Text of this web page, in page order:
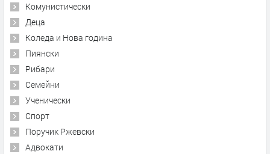
Комунистически
Деца
Коледа и Нова година
Пиянски
Рибари
Семейни
Ученически
Спорт
Поручик Ржевски
Адвокати